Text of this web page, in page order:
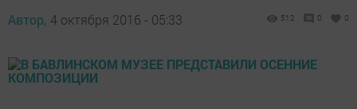
Автор, 4 октября 2016 - 05:33 512 0 0